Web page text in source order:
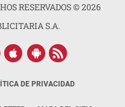
RESERVADOS ©2026
S.A.
DE PRIVACIDAD